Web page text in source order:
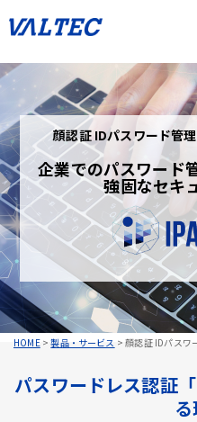
HOME>製品・サービス >顔認証 IDパスワ
顔認証 IDパスワード管
企業でのパスワード
強固なセキ
パスワードレス認証